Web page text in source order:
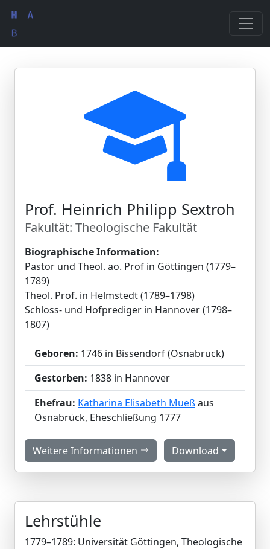
Prof. Heinrich Philipp Sextroh
Fakultät: Theologische Fakultät
Biographische Information:
Pastor und Theol. ao. Prof in Göttingen (1779–
1789)
Theol. Prof. in Helmstedt (1789–1798)
Schloss- und Hofprediger in Hannover (1798–
1807)
Geboren: 1746 in Bissendorf (Osnabrück)
Gestorben: 1838 in Hannover
Ehefrau: Katharina Elisabeth Mueßaus
Osnabrück, Eheschließung 1777
Weitere Informationen Download
Lehrstühle
1779–1789: Universität Göttingen, Theologische